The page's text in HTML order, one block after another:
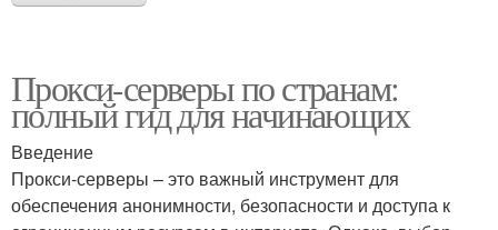
Прокси-серверы по странам:
полный гид для начинающих
Введение
Прокси-серверы – это важный инструмент для
обеспечения анонимности, безопасности и доступа к